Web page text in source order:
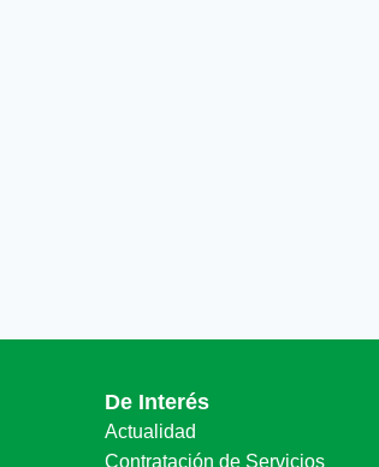
De Interés
Actualidad
Contratación de Servicios